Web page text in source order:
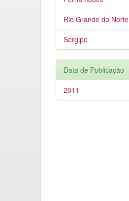
Rio Grande do Norte
Sergipe
Data de Publicação
2011